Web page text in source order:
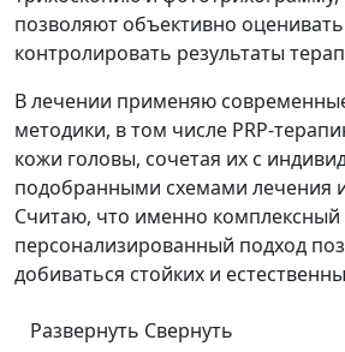
позволяют объективно
контролировать результаты
В лечении применяю
методики, в том числе PRP-
кожи головы, сочетая их с
подобранными схемами лечения
Считаю, что именно комплексный
персонализированный подход
добиваться стойких и
Развернуть Свернуть